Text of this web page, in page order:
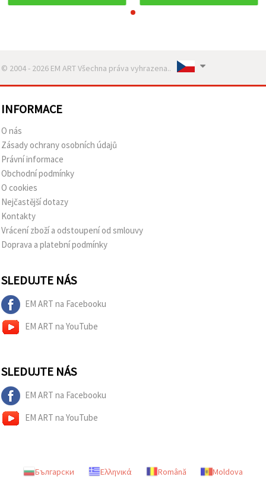
© 2004 - 2026 EM ART Všechna práva vyhrazena..
INFORMACE
O nás
Zásady ochrany osobních údajů
Právní informace
Obchodní podmínky
O cookies
Nejčastější dotazy
Kontakty
Vrácení zboží a odstoupení od smlouvy
Doprava a platební podmínky
SLEDUJTE NÁS
EM ART na Facebooku
EM ART na YouTube
SLEDUJTE NÁS
EM ART na Facebooku
EM ART na YouTube
Български Ελληνικά Română Moldova